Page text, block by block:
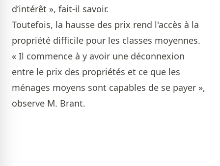
d’intérêt », fait-il savoir.
Toutefois, la hausse des prix rend l'accès à la
propriété difficile pour les classes moyennes.
« Il commence à y avoir une déconnexion
entre le prix des propriétés et ce que les
ménages moyens sont capables de se payer »,
observe M. Brant.